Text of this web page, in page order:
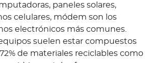
paneles solares,
celulares, módem son los
electrónicos más comunes.
suelen estar compuestos
de materiales reciclables como